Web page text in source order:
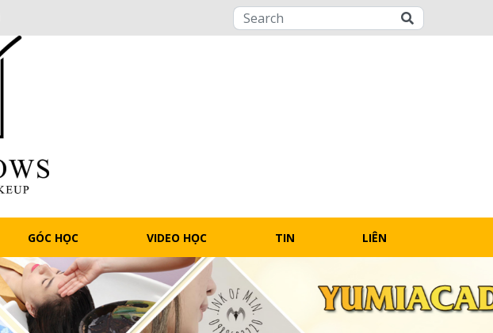
GÓC HỌC
VIÊN
VIDEO HỌC
FREE
TIN LIÊN